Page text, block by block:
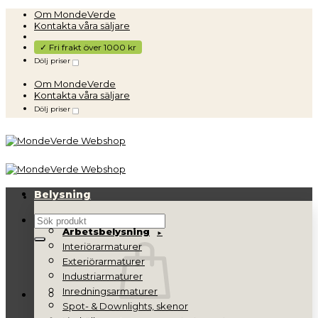
content
Om MondeVerde
Kontakta våra säljare
✓ Fri frakt över 1000 kr
Dölj priser
Om MondeVerde
Kontakta våra säljare
Dölj priser
Sök
efter:
Belysning
Arbetsbelysning
Interiörarmaturer
Exteriörarmaturer
Industriarmaturer
Inredningsarmaturer
Spot- & Downlights, skenor